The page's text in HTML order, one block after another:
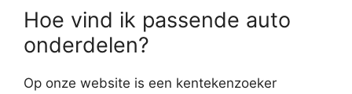
Hoe vind ik passende auto
onderdelen?
Op onze website is een kentekenzoeker